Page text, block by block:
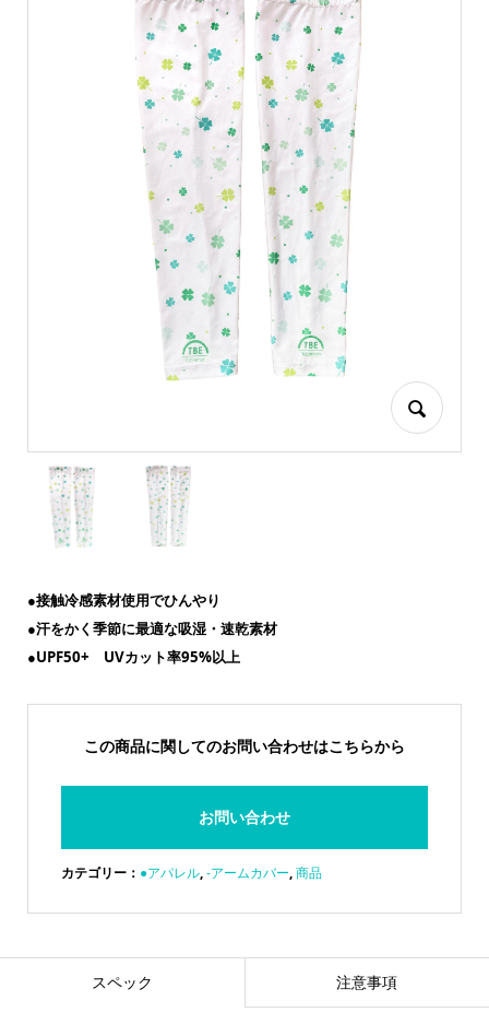
●接触冷感素材使用でひんやり
●汗をかく季節に最適な吸湿・速乾素材
●UPF50+ UVカット率95%以上
この商品に関してのお問い合わせはこちらから
お問い合わせ
カテゴリー： ●アパレル,-アームカバー,商品
スペック 注意事項